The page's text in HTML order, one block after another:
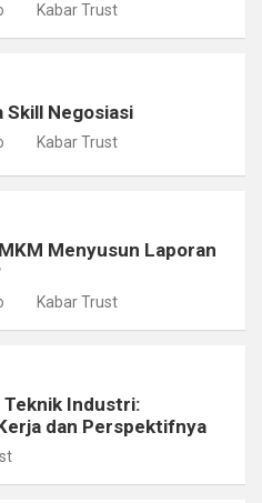
Kabar Trust
Skill Negosiasi
Kabar Trust
Menyusun Laporan
Kabar Trust
Teknik Industri:
dan Perspektifnya